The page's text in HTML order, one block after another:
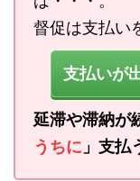
督促は支払い
支払いが
延滞や滞納が
うちに 」支払